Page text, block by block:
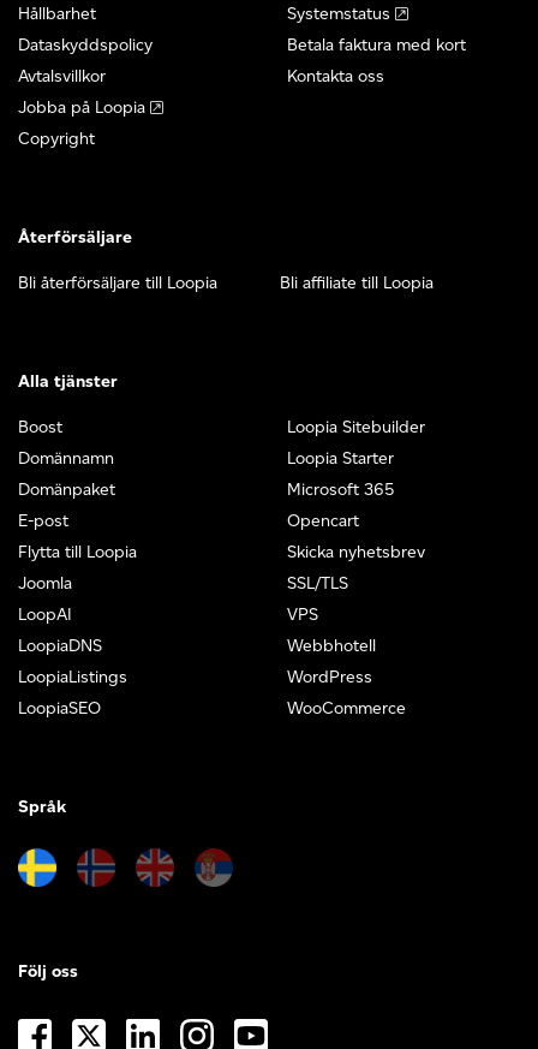
Hållbarhet
Dataskyddspolicy
Avtalsvillkor
Jobba på Loopia
Copyright
Systemstatus
Betala faktura med kort
Kontakta oss
Återförsäljare
Bli återförsäljare till Loopia Bli affiliate till Loopia
Alla tjänster
Boost
Domännamn
Domänpaket
E-post
Flytta till Loopia
Joomla
LoopAI
LoopiaDNS
LoopiaListings
LoopiaSEO
Loopia Sitebuilder
Loopia Starter
Microsoft 365
Opencart
Skicka nyhetsbrev
SSL/TLS
VPS
Webbhotell
WordPress
WooCommerce
Språk
Följ oss